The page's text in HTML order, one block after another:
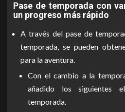
Pase de temporada con
un progreso más rápido
A través del pase de
temporada, se pueden
para la aventura.
Con el cambio a la
añadido los siguientes
temporada.